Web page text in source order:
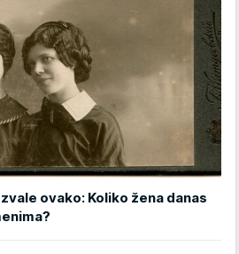
ovako: Koliko žena danas